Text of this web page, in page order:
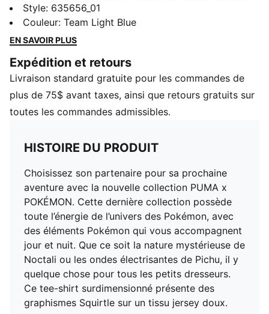
avec la nouvelle collection PUMA x POKÉMON. Cette
dernière collection possède toute l’énergie de l’univers
des Pokémon, avec des éléments Pokémon qui vous
mystérieuse de Noctali ou les ondes électrisantes de
Pichu, il y quelque chose pour tous les petits
dresseurs. Ce tee-shirt surdimensionné présente des
graphismes Squirtle sur un tissu jersey doux.
Coupe : Surdimensionnée
Type de matériau principal : Jersey simple
Encolure : Ras du cou
Manches courtes
Longueur : Standard
Éléments de co-marquage
Style: 635656_01
Couleur: Team Light Blue
EN SAVOIR PLUS
Expédition et retours
Livraison standard gratuite pour les commandes de
plus de 75$ avant taxes, ainsi que retours gratuits sur
toutes les commandes admissibles.
HISTOIRE DU PRODUIT
Choisissez son partenaire pour sa prochaine
aventure avec la nouvelle collection PUMA x
POKÉMON. Cette dernière collection possède
toute l’énergie de l’univers des Pokémon, avec
des éléments Pokémon qui vous accompagnent
jour et nuit. Que ce soit la nature mystérieuse de
Noctali ou les ondes électrisantes de Pichu, il y
quelque chose pour tous les petits dresseurs.
Ce tee-shirt surdimensionné présente des
graphismes Squirtle sur un tissu jersey doux.